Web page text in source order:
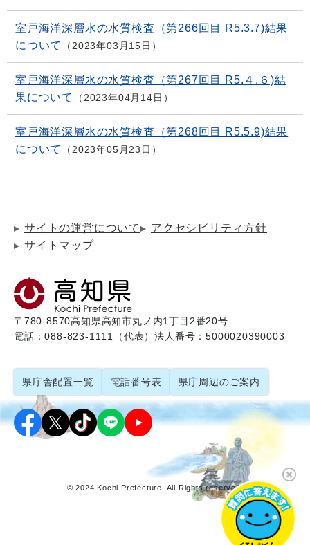
室戸海洋深層水の水質検査（第266回目 R5.3.7)結果
について
2023年03月15日
室戸海洋深層水の水質検査（第267回目 R5.４.６)結
果について
2023年04月14日
室戸海洋深層水の水質検査（第268回目 R5.5.9)結果
について
2023年05月23日
サイトの運営について
アクセシビリティ方針
サイトマップ
〒780-8570高知県高知市丸ノ内1丁目2番20号
電話：088-823-1111（代表）法人番号：5000020390003
県庁舎配置一覧 電話番号表 県庁周辺のご案内
© 2024 Kochi Prefecture. All Rights reserved.